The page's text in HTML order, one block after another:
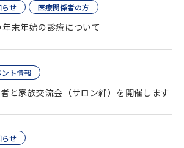
らせ 医療関係者の方
末年始の診療について
ント情報
と家族交流会（サロン絆）を開催します
らせ